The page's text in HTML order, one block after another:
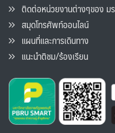
ติดต่อหน่วยงานต่างๆของ ม
สมุดโทรศัพท์ออนไลน์
แผนที่และการเดินทาง
แนะนำติชม/ร้องเรียน